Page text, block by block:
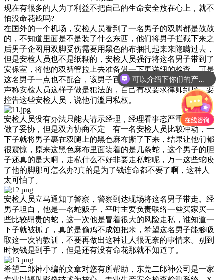
现在有很多的人为了利益不把自己的生命安全放在心上，就不
怕没命花钱吗?
在国外的一个机场，安检人员看到了一名男子的双脚都是鼓鼓
的，不知道里面是不是装了什么东西，他们将男子拦截下来之
后男子企图用双脚受伤需要用黑色的布捆扎起来来隐瞒过去，
但是安检人员也不是纸糊的，安检人员强行将这名男子带到了
安保室，将他的双裤管拉上去准备做一下更详细的检查，可是
这名男子一点也不配合，该男子百般阻扰安检人员进行检查，
声称安检人员这样子做是犯法的，自己有权要求律师到场，要
控告这些安检人员，说他们滥用私权。
安检人员没有办法只能去请示经理，经理看事态严重也就稍稍
做了妥协，但是双方协商不定，有一名安检人员比较冲动，一
下子就将男子裹在双腿上的黑色麻布撕了下来，结果让他们都
很震惊，原来这黑色麻布里面装着的是几条蛇，这个男子的胆
子还真的是大啊，走私什么不好非要走私蛇呢，万一这些蛇咬
了他的脚那可怎么办?真的是为了钱连命都不要了啊，这种人
太可怕了。
安检人员立马通知了警察，警察到达现场将这名男子带走。经
男子坦白，他是一名蛇贩子，平时主要负责联络一些买家买一
些比较昂贵的蛇，这一次他是冒着很大的风险走私，谁知道一
下子就被抓了，真的是偷鸡不成蚀把米，希望这名男子能够吸
取这一次的教训，不要再做出这种让人很无奈的事情来。别到
时候钱是到手了，但是还有没有命花那就不知道了。
希望二郎神小编的文章对您有所帮助，东莞二郎神公司是一家
可以介绍下你们的产品么